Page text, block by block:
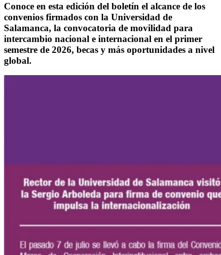
Conoce en esta edición del boletín el alcance de los
convenios firmados con la Universidad de
Salamanca, la convocatoria de movilidad para
intercambio nacional e internacional en el primer
semestre de 2026, becas y más oportunidades a nivel
global.